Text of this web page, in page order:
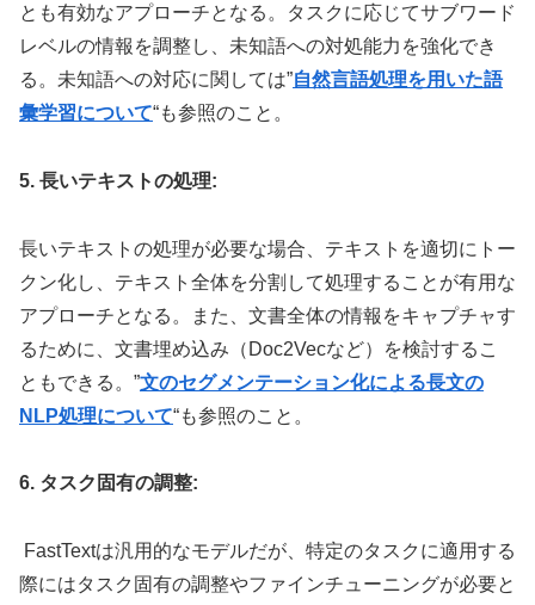
とも有効なアプローチとなる。タスクに応じてサブワード
レベルの情報を調整し、未知語への対処能力を強化でき
る。未知語への対応に関しては”自然言語処理を用いた語
彙学習について“も参照のこと。
5. 長いテキストの処理:
長いテキストの処理が必要な場合、テキストを適切にトー
クン化し、テキスト全体を分割して処理することが有用な
アプローチとなる。また、文書全体の情報をキャプチャす
るために、文書埋め込み（Doc2Vecなど）を検討するこ
ともできる。”文のセグメンテーション化による長文の
NLP処理について“も参照のこと。
6. タスク固有の調整:
FastTextは汎用的なモデルだが、特定のタスクに適用する
際にはタスク固有の調整やファインチューニングが必要と